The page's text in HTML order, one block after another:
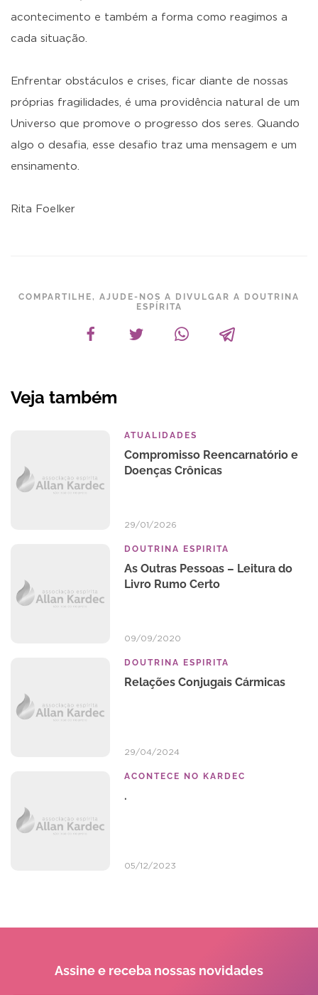
acontecimento e também a forma como reagimos a
cada situação.
Enfrentar obstáculos e crises, ficar diante de nossas
próprias fragilidades, é uma providência natural de um
Universo que promove o progresso dos seres. Quando
algo o desafia, esse desafio traz uma mensagem e um
ensinamento.
Rita Foelker
COMPARTILHE, AJUDE-NOS A DIVULGAR A DOUTRINA
ESPÍRITA
Veja também
ATUALIDADES
Compromisso Reencarnatório e
Doenças Crônicas
29/01/2026
DOUTRINA ESPIRITA
As Outras Pessoas – Leitura do
Livro Rumo Certo
09/09/2020
DOUTRINA ESPIRITA
Relações Conjugais Cármicas
29/04/2024
ACONTECE NO KARDEC
.
05/12/2023
Assine e receba nossas novidades